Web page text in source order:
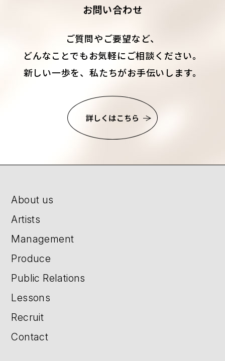
お問い合わせ
ご質問やご要望など、
どんなことでもお気軽にご相談ください。
新しい一歩を、私たちがお手伝いします。
詳しくはこちら
About us
Artists
Management
Produce
Public Relations
Lessons
Recruit
Contact